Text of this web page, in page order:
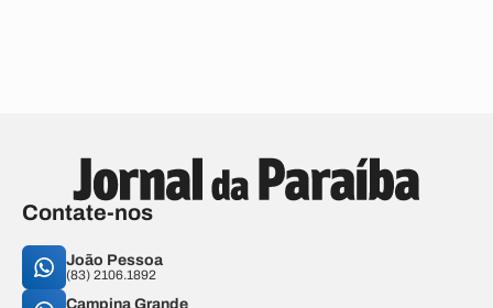
Contate-nos
João Pessoa
(83) 2106.1892
Campina Grande